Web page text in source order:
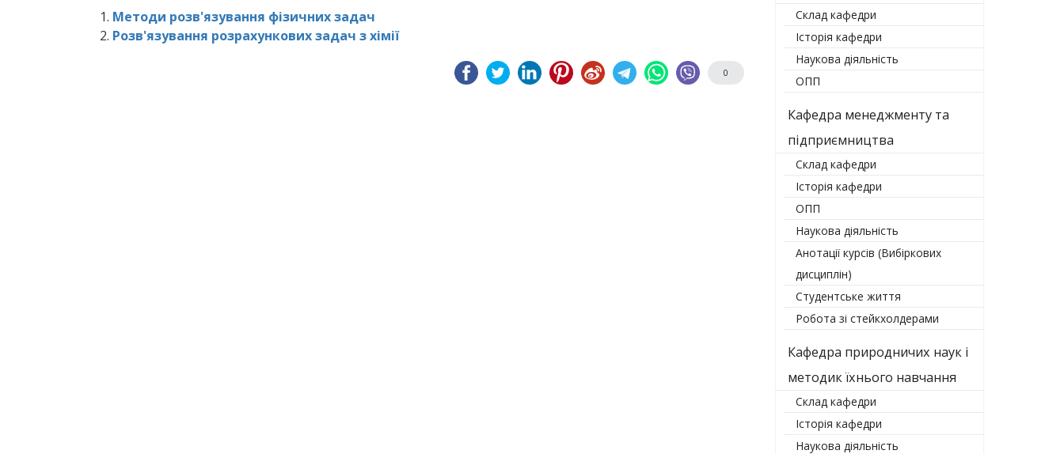
Методи розв'язування фізичних задач
Розв'язування розрахункових задач з хімії
0
Склад кафедри
Історія кафедри
Наукова діяльність
ОПП
Кафедра менеджменту та
підприємництва
Склад кафедри
Історія кафедри
ОПП
Наукова діяльність
Анотації курсів (Вибіркових
дисциплін)
Студентське життя
Робота зі стейкхолдерами
Кафедра природничих наук і
методик їхнього навчання
Склад кафедри
Історія кафедри
Наукова діяльність